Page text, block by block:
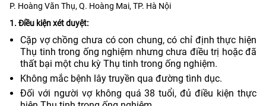
P. Hoàng Văn Thụ, Q. Hoàng Mai, TP. Hà Nội
1. Điều kiện xét duyệt:
Cặp vợ chồng chưa có con chung, có chỉ định thực hiện
Thụ tinh trong ống nghiệm nhưng chưa điều trị hoặc đã
thất bại một chu kỳ Thụ tinh trong ống nghiệm.
Không mắc bệnh lây truyền qua đường tình dục.
Đối với người vợ không quá 38 tuổi, đủ điều kiện thực